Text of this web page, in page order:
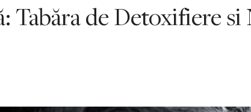
Tabăra de Detoxifiere